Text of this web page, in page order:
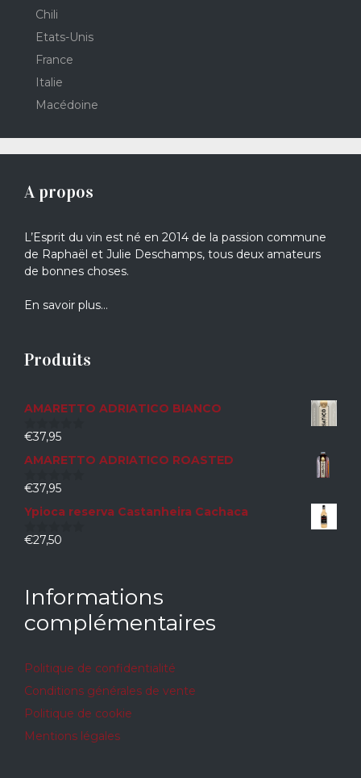
Chili
Etats-Unis
France
Italie
Macédoine
A propos
L’Esprit du vin est né en 2014 de la passion commune
de Raphaël et Julie Deschamps, tous deux amateurs
de bonnes choses.
En savoir plus…
Produits
AMARETTO ADRIATICO BIANCO
0
5
€37,95
AMARETTO ADRIATICO ROASTED
0
5
€37,95
Ypioca reserva Castanheira Cachaca
0
€27,50
Informations
complémentaires
Politique de confidentialité
Conditions générales de vente
Politique de cookie
Mentions légales